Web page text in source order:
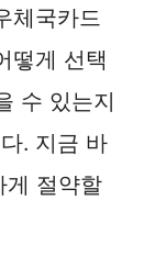
체국카드
떻게 선택
수 있는지
. 지금 바
게 절약할